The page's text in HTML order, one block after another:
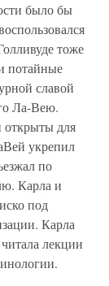
было бы
тоже
потайные
славой
Ла-Вею.
открыты для
укрепил
по
Карла и
под
Карла
лекции